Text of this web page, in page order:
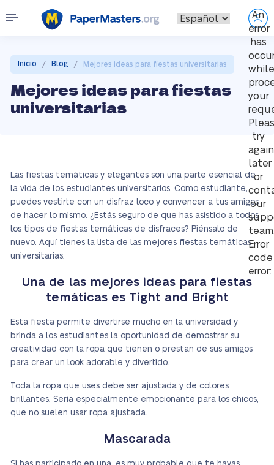
An
error
has
while
your
try
again
later
or
our
Error
code
error:
Inicio / Blog / Mejores ideas para fiestas universitarias
Mejores ideas para fiestas
universitarias
Las fiestas temáticas y elegantes son una parte esencial de
la vida de los estudiantes universitarios. Como estudiante,
puedes vestirte con un disfraz loco y convencer a tus amigos
de hacer lo mismo. ¿Estás seguro de que has asistido a todos
los tipos de fiestas temáticas de disfraces? Piénsalo de
nuevo. Aquí tienes la lista de las mejores fiestas temáticas
universitarias.
Una de las mejores ideas para fiestas
temáticas es Tight and Bright
Esta fiesta permite divertirse mucho en la universidad y
brinda a los estudiantes la oportunidad de demostrar su
creatividad con la ropa que tienen o prestan de sus amigos
para crear un look adorable y divertido.
Toda la ropa que uses debe ser ajustada y de colores
brillantes. Sería especialmente emocionante para los chicos,
que no suelen usar ropa ajustada.
Mascarada